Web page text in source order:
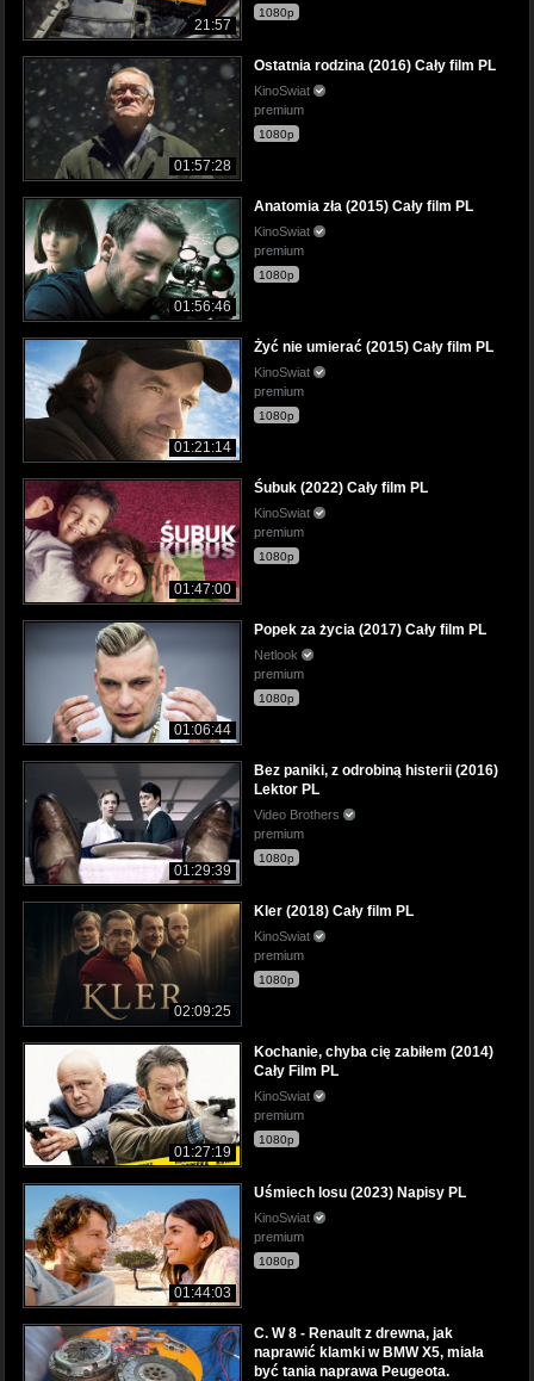
21:57
1080p
01:57:28
Ostatnia rodzina (2016) Cały film PL
KinoSwiat
premium
1080p
01:56:46
Anatomia zła (2015) Cały film PL
KinoSwiat
premium
1080p
01:21:14
Żyć nie umierać (2015) Cały film PL
KinoSwiat
premium
1080p
01:47:00
Śubuk (2022) Cały film PL
KinoSwiat
premium
1080p
01:06:44
Popek za życia (2017) Cały film PL
Netlook
premium
1080p
01:29:39
Bez paniki, z odrobiną histerii (2016)
Lektor PL
Video Brothers
premium
1080p
02:09:25
Kler (2018) Cały film PL
KinoSwiat
premium
1080p
01:27:19
Kochanie, chyba cię zabiłem (2014)
Cały Film PL
KinoSwiat
premium
1080p
01:44:03
Uśmiech losu (2023) Napisy PL
KinoSwiat
premium
1080p
C. W 8 - Renault z drewna, jak
naprawić klamki w BMW X5, miała
być tania naprawa Peugeota.